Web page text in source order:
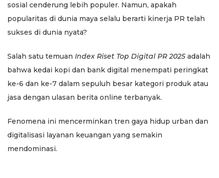
sosial cenderung lebih populer. Namun, apakah
popularitas di dunia maya selalu berarti kinerja PR telah
sukses di dunia nyata?
Salah satu temuan Index Riset Top Digital PR 2025adalah
bahwa kedai kopi dan bank digital menempati peringkat
ke-6 dan ke-7 dalam sepuluh besar kategori produk atau
jasa dengan ulasan berita online terbanyak.
Fenomena ini mencerminkan tren gaya hidup urban dan
digitalisasi layanan keuangan yang semakin
mendominasi.